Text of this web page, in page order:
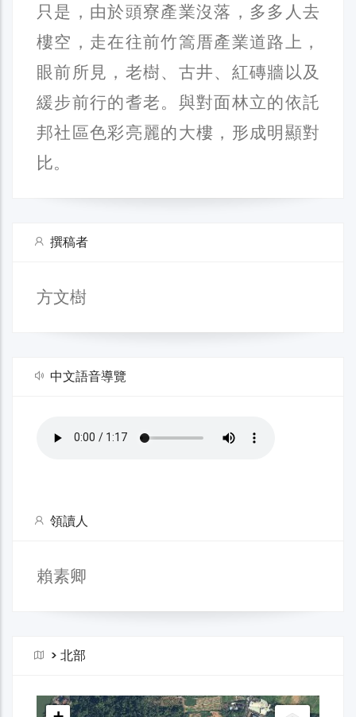
只是，由於頭寮產業沒落，多多人去
樓空，走在往前竹篙厝產業道路上，
眼前所見，老樹、古井、紅磚牆以及
緩步前行的耆老。與對面林立的依託
邦社區色彩亮麗的大樓，形成明顯對
比。
撰稿者
方文樹
中文語音導覽
領讀人
賴素卿
> 北部